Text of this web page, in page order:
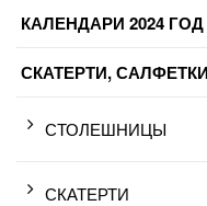
КАЛЕНДАРИ 2024 ГОД
СКАТЕРТИ, САЛФЕТКИ
СТОЛЕШНИЦЫ
СКАТЕРТИ